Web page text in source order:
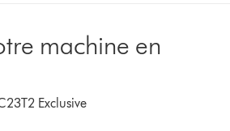
machine en
Exclusive